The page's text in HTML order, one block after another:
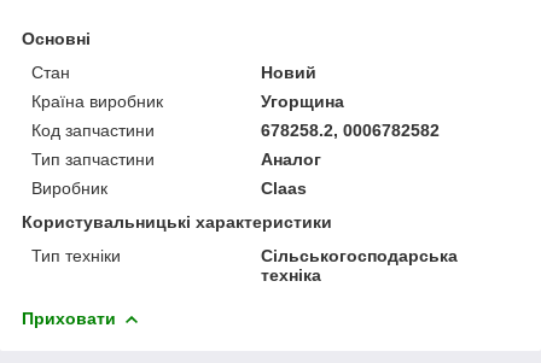
Основні
Стан
Новий
Країна виробник
Угорщина
Код запчастини
678258.2, 0006782582
Тип запчастини
Аналог
Виробник
Claas
Користувальницькі характеристики
Тип техніки
Сільськогосподарська
техніка
Приховати